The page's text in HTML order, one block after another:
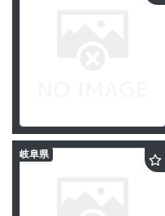
岐阜県